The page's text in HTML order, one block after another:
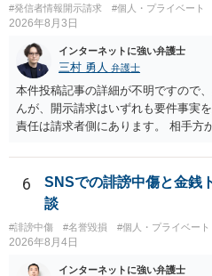
#発信者情報開示請求 #個人・プライベート
2026年8月3日
インターネットに強い弁護士
三村 勇人 弁護士
本件投稿記事の詳細が不明ですので
んが、開示請求はいずれも要件事実
責任は請求者側にあります。 相手方
方が口頭で反論したのは、仮処分は
面での反論となれば、より遅延する
はXのため、APのIPアドレスの保存
求は法律知識が不可欠ですが、それ
方法を選択することが重要です。
6
SNSでの誹謗中傷と金銭
談
#誹謗中傷 #名誉毀損 #個人・プライベート
2026年8月4日
インターネットに強い弁護士